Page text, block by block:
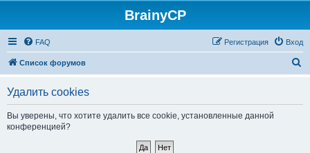
BrainyCP
FAQ Вход
Регистрация
Список форумов
Удалить cookies
Вы уверены, что хотите удалить все cookie, установленные данной
конференцией?